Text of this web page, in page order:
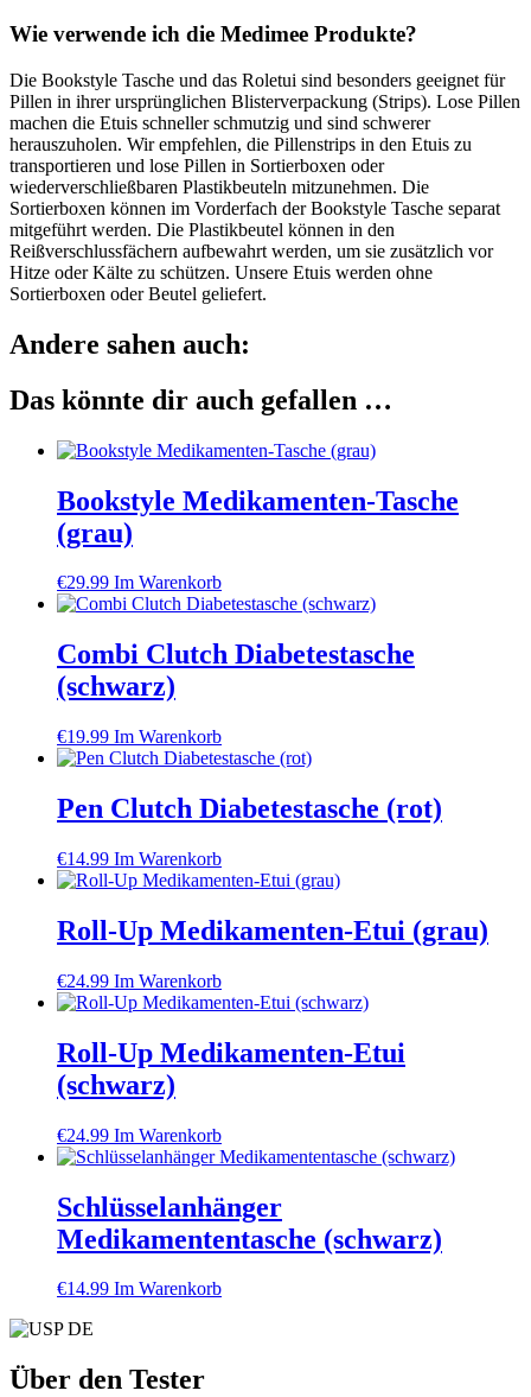
Wie verwende ich die Medimee Produkte?
Die Bookstyle Tasche und das Roletui sind besonders geeignet für
Pillen in ihrer ursprünglichen Blisterverpackung (Strips). Lose Pillen
machen die Etuis schneller schmutzig und sind schwerer
herauszuholen. Wir empfehlen, die Pillenstrips in den Etuis zu
transportieren und lose Pillen in Sortierboxen oder
wiederverschließbaren Plastikbeuteln mitzunehmen. Die
Sortierboxen können im Vorderfach der Bookstyle Tasche separat
mitgeführt werden. Die Plastikbeutel können in den
Reißverschlussfächern aufbewahrt werden, um sie zusätzlich vor
Hitze oder Kälte zu schützen. Unsere Etuis werden ohne
Sortierboxen oder Beutel geliefert.
Andere sahen auch:
Das könnte dir auch gefallen …
Bookstyle Medikamenten-Tasche
(grau)
€29.99 Im Warenkorb
Combi Clutch Diabetestasche
(schwarz)
€19.99 Im Warenkorb
Pen Clutch Diabetestasche (rot)
€14.99 Im Warenkorb
Roll-Up Medikamenten-Etui (grau)
€24.99 Im Warenkorb
Roll-Up Medikamenten-Etui
(schwarz)
€24.99 Im Warenkorb
Schlüsselanhänger
Medikamententasche (schwarz)
€14.99 Im Warenkorb
Über den Tester